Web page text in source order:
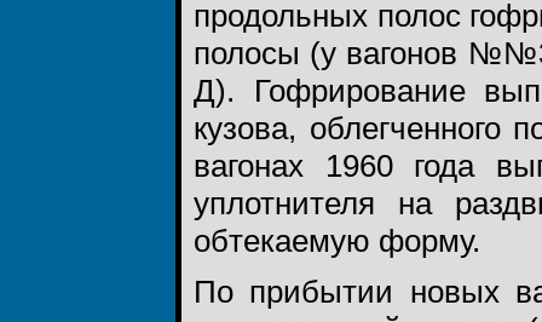
продольных полос
полосы (у вагонов
Д). Гофрирование
кузова, облегченного
вагонах 1960 года
уплотнителя на
обтекаемую форму.
По прибытии новых